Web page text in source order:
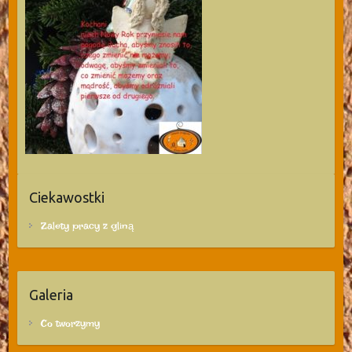
Ciekawostki
Zalety pracy z gliną
Galeria
Co tworzymy